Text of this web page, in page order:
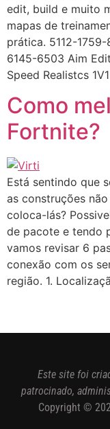
edit, build e muito
mapas de
prática. 5112-
6145-6503 Aim
Speed Realistcs
Como
Fortnite?
Está sentindo que
as construções
coloca-lás?
de pacote e tendo
vamos revisar 6
conexão com os
região. 1.
Este site foi
patrocinado,
Copyright ©